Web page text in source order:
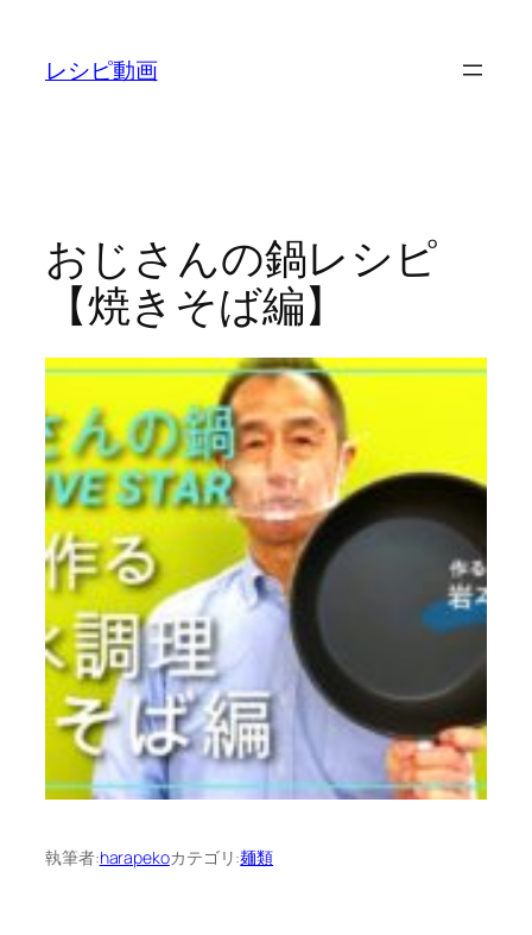
レシピ動画
おじさんの鍋レシピ
【焼きそば編】
執筆者:harapekoカテゴリ:麺類